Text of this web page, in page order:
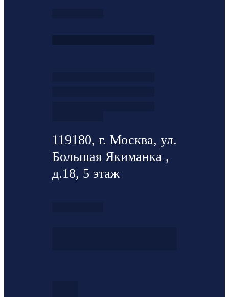
119180, г. Москва, ул.
Большая Якиманка ,
д.18, 5 этаж